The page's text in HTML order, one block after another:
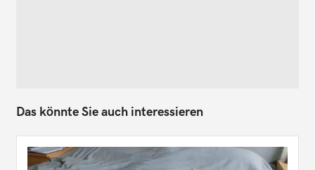
Das könnte Sie auch interessieren